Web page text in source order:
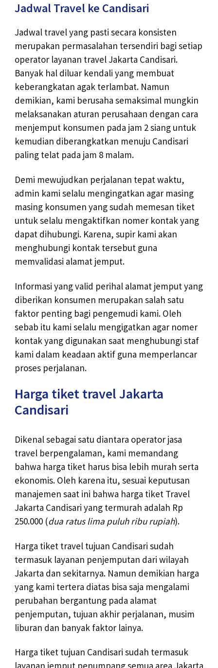
Jadwal Travel ke Candisari
Jadwal travel yang pasti secara konsisten
merupakan permasalahan tersendiri bagi setiap
operator layanan travel Jakarta Candisari.
Banyak hal diluar kendali yang membuat
keberangkatan agak terlambat. Namun
demikian, kami berusaha semaksimal mungkin
melaksanakan aturan perusahaan dengan cara
menjemput konsumen pada jam 2 siang untuk
kemudian diberangkatkan menuju Candisari
paling telat pada jam 8 malam.
Demi mewujudkan perjalanan tepat waktu,
admin kami selalu mengingatkan agar masing
masing konsumen yang sudah memesan tiket
untuk selalu mengaktifkan nomer kontak yang
dapat dihubungi. Karena, supir kami akan
menghubungi kontak tersebut guna
memvalidasi alamat jemput.
Informasi yang valid perihal alamat jemput yang
diberikan konsumen merupakan salah satu
faktor penting bagi pengemudi kami. Oleh
sebab itu kami selalu mengigatkan agar nomer
kontak yang digunakan saat menghubungi staf
kami dalam keadaan aktif guna memperlancar
proses perjalanan.
Harga tiket travel Jakarta
Candisari
Dikenal sebagai satu diantara operator jasa
travel berpengalaman, kami memandang
bahwa harga tiket harus bisa lebih murah serta
ekonomis. Oleh karena itu, sesuai keputusan
manajemen saat ini bahwa harga tiket Travel
Jakarta Candisari yang termurah adalah Rp
250.000 (dua ratus lima puluh ribu rupiah).
Harga tiket travel tujuan Candisari sudah
termasuk layanan penjemputan dari wilayah
Jakarta dan sekitarnya. Namun demikian harga
yang kami tertera diatas bisa saja mengalami
perubahan bergantung pada alamat
penjemputan, tujuan akhir perjalanan, musim
liburan dan banyak faktor lainya.
Harga tiket tujuan Candisari sudah termasuk